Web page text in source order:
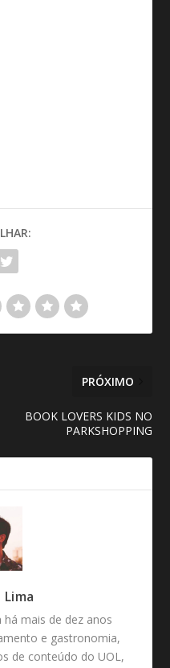
PRÓXIMO
BOOK LOVERS KIDS NO
PARKSHOPPING
mais de dez anos
e gastronomia,
de conteúdo do UOL,